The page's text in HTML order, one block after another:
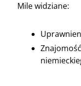
Mile widziane: